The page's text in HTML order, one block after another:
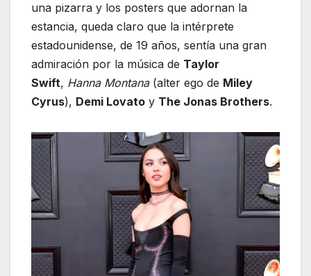
una pizarra y los posters que adornan la
estancia, queda claro que la intérprete
estadounidense, de 19 años, sentía una gran
admiración por la música de Taylor
Swift, Hanna Montana(alter ego de Miley
Cyrus), Demi Lovato y The Jonas Brothers.